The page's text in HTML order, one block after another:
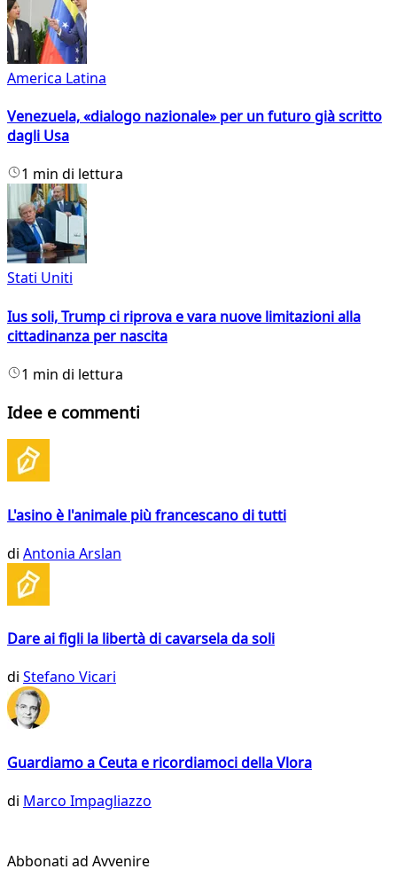
America Latina
Venezuela, «dialogo nazionale» per un futuro già scritto
dagli Usa
1 min di lettura
Stati Uniti
Ius soli, Trump ci riprova e vara nuove limitazioni alla
cittadinanza per nascita
1 min di lettura
Idee e commenti
L'asino è l'animale più francescano di tutti
di Antonia Arslan
Dare ai figli la libertà di cavarsela da soli
di Stefano Vicari
Guardiamo a Ceuta e ricordiamoci della Vlora
di Marco Impagliazzo
Abbonati ad Avvenire